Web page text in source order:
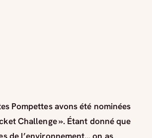
Pompettes avons été nominées
Challenge ». Étant donné que